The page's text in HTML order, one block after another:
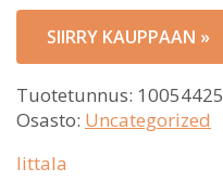
SIIRRY KAUPPAAN »
Tuotetunnus: 10054425
Osasto: Uncategorized
Iittala